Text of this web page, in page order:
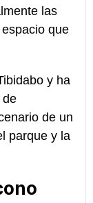
las
que
y ha
de
de un
parque y la